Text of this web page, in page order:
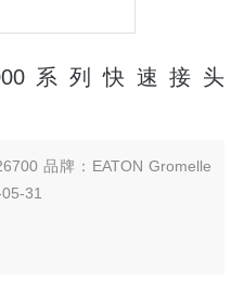
系列快速接头
品牌：EATON Gromelle
31